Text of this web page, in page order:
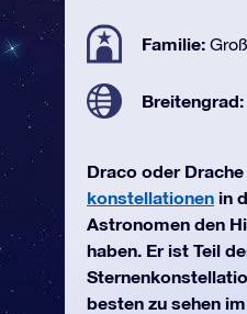
Familie:
Breitengrad:
Draco oder
konstellationen in
Astronomen den
haben. Er ist Teil
besten zu sehen